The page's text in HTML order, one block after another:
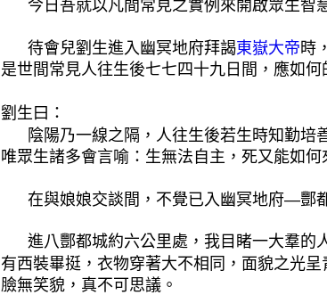
今日吾就以凡間常見之實例來開啟眾生智
待會兒劉生進入幽冥地府拜謁東嶽大帝時
是世間常見人往生後七七四十九日間，應如何
劉生曰：
陰陽乃一線之隔，人往生後若生時知勤培
唯眾生諸多會言喻：生無法自主，死又能如何
在與娘娘交談間，不覺已入幽冥地府—酆
進八酆都城約六公里處，我目睹一大羣的
有西裝畢挺，衣物穿著大不相同，面貌之光
臉無笑貌，真不可思議。